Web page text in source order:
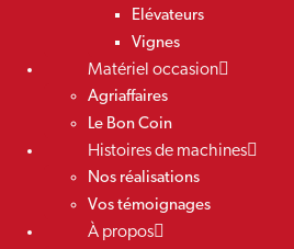
Elévateurs
Vignes
Matériel occasion
Agriaffaires
Le Bon Coin
Histoires de machines
Nos réalisations
Vos témoignages
À propos